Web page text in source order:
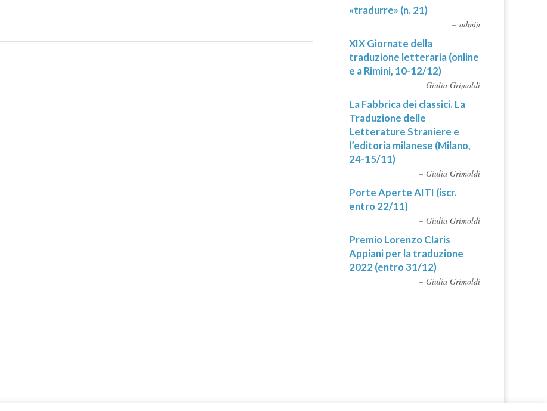
«tradurre» (n. 21)
admin
XIX Giornate della
traduzione letteraria (online
e a Rimini, 10-12/12)
Giulia Grimoldi
La Fabbrica dei classici. La
Traduzione delle
Letterature Straniere e
l’editoria milanese (Milano,
24-15/11)
Giulia Grimoldi
Porte Aperte AITI (iscr.
entro 22/11)
Giulia Grimoldi
Premio Lorenzo Claris
Appiani per la traduzione
2022 (entro 31/12)
Giulia Grimoldi